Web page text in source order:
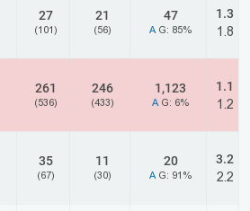
27
(101)
21
(56)
47
A G: 85%
1.3
1.8
261
(536)
246
(433)
1,123
A G: 6%
1.1
1.2
35
(67)
11
(30)
20
A G: 91%
3.2
2.2